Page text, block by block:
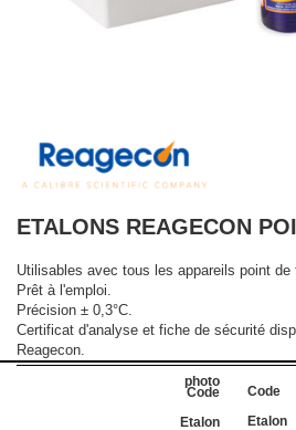
ETALONS REAGECON
Utilisables avec tous les appareils point de
Prêt à l'emploi.
Précision ± 0,3°C.
Certificat d'analyse et fiche de sécurité
Reagecon.
Code
Etalon